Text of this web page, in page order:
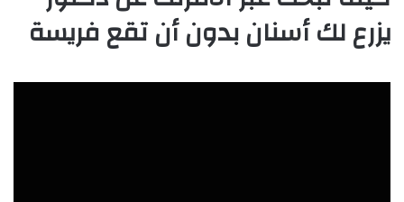
يزرع لك أسنان بدون أن تقع فريسة